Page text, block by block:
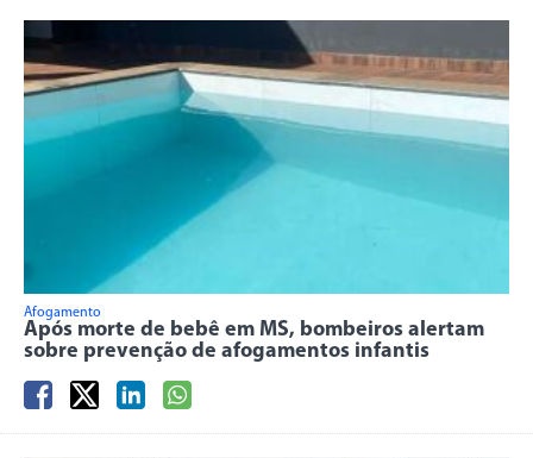
Afogamento
Após morte de bebê em MS, bombeiros alertam
sobre prevenção de afogamentos infantis